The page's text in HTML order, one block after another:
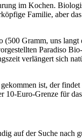
im Kochen.
Familie, aber
Gramm, uns
Paradiso
verlängert sich
ist, der
10-Euro-Grenze für
auf der Suche nach